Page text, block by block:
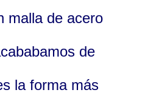
malla de acero
de
la forma más